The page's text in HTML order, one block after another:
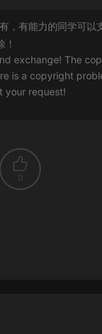
，有能力的同学可
！
exchange! The
is a copyright
your request!
0